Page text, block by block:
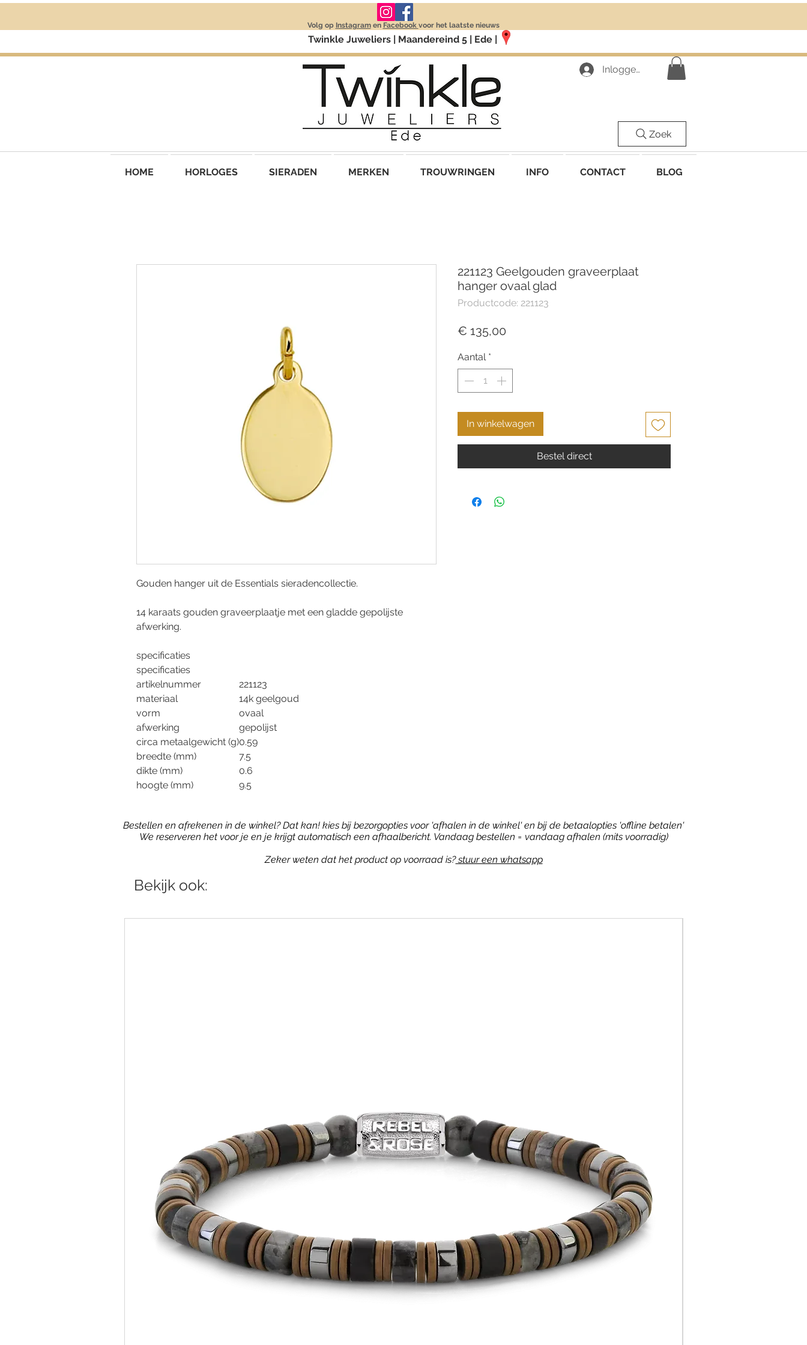
Volg op Instagramen Facebook voor het laatste nieuws
Twinkle Juweliers | Maandereind 5 | Ede |
Inloggen
Zoek
HOME HORLOGES SIERADEN MERKEN TROUWRINGEN INFO CONTACT BLOG
Gouden hanger uit de Essentials sieradencollectie.
14 karaats gouden graveerplaatje met een gladde gepolijste
afwerking.
specificaties
specificaties
artikelnummer
221123
materiaal
14k geelgoud
vorm
ovaal
afwerking
gepolijst
circa metaalgewicht (g)0.59
breedte (mm)
7.5
dikte (mm)
0.6
hoogte (mm)
9.5
221123 Geelgouden graveerplaat
hanger ovaal glad
Productcode: 221123
€ 135,00
Aantal *
In winkelwagen
Bestel direct
Bestellen en afrekenen in de winkel? Dat kan! kies bij bezorgopties voor 'afhalen in de winkel' en bij de betaalopties 'offline betalen'
We reserveren het voor je en je krijgt automatisch een afhaalbericht. Vandaag bestellen = vandaag afhalen (mits voorradig)
Zeker weten dat het product op voorraad is?stuur een whatsapp
Bekijk ook: